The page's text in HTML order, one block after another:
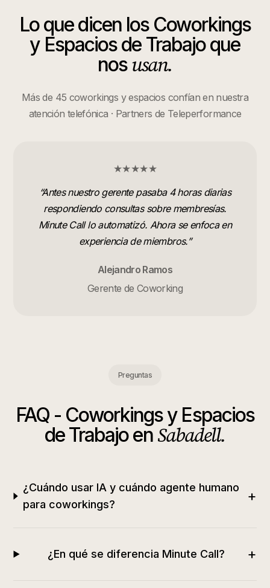
Lo que dicen los Coworkings
y Espacios de Trabajoque
nosusan.
Más de 45 coworkings y espacios confían en nuestra
atención telefónica · Partners de Teleperformance
★★★★★
“Antes nuestro gerente pasaba 4 horas diarias
respondiendo consultas sobre membresías.
Minute Call lo automatizó. Ahora se enfoca en
experiencia de miembros.”
Alejandro Ramos
Gerente de Coworking
Preguntas
FAQ - Coworkings y Espacios
de Trabajoen Sabadell.
¿Cuándo usar IA y cuándo agente humano
para coworkings?
+
¿En qué se diferencia Minute Call? +